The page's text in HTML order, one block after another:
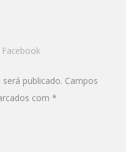
publicado. Campos
com *